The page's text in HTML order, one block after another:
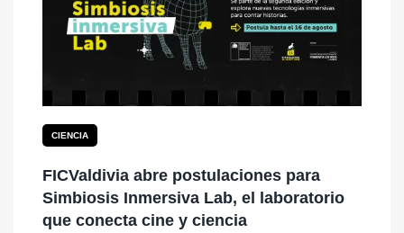
CIENCIA
FICValdivia abre postulaciones para
Simbiosis Inmersiva Lab, el laboratorio
que conecta cine y ciencia